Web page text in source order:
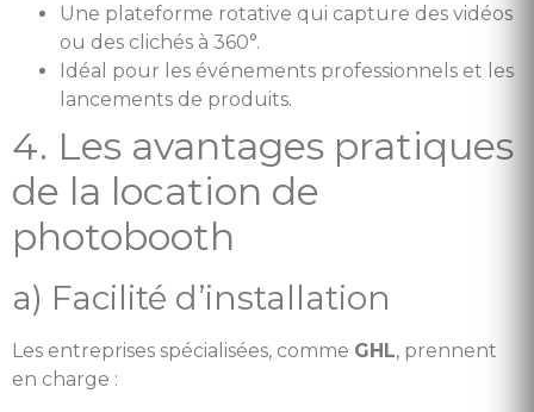
Une plateforme rotative qui capture des vidéos
ou des clichés à 360°.
Idéal pour les événements professionnels et les
lancements de produits.
4. Les avantages pratiques
de la location de
photobooth
a) Facilité d’installation
Les entreprises spécialisées, comme GHL, prennent
en charge :